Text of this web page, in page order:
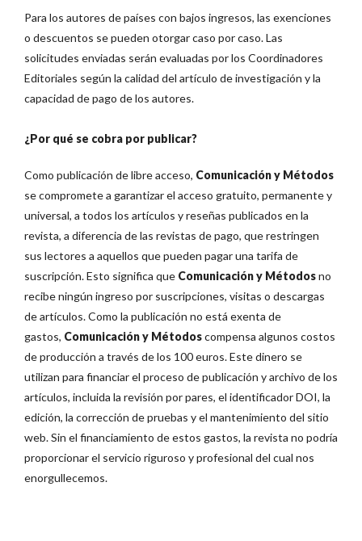
Para los autores de países con bajos ingresos, las exenciones
o descuentos se pueden otorgar caso por caso.Las
solicitudes enviadas serán evaluadas por los Coordinadores
Editoriales según la calidad del artículo de investigación y la
capacidad de pago de los autores.
¿Por qué se cobra por publicar?
Como publicación de libre acceso, Comunicación y Métodos
se compromete a garantizar el acceso gratuito, permanente y
universal, a todos los artículos y reseñas publicados en la
revista, a diferencia de las revistas de pago, que restringen
sus lectores a aquellos que pueden pagar una tarifa de
suscripción. Esto significa que Comunicación y Métodosno
recibe ningún ingreso por suscripciones, visitas o descargas
de artículos. Como la publicación no está exenta de
gastos, Comunicación y Métodoscompensa algunos costos
de producción a través de los 100 euros. Este dinero se
utilizan para financiar el proceso de publicación y archivo de los
artículos, incluida la revisión por pares, el identificador DOI, la
edición, la corrección de pruebas y el mantenimiento del sitio
web. Sin el financiamiento de estos gastos, la revista no podría
proporcionar el servicio riguroso y profesional del cual nos
enorgullecemos.